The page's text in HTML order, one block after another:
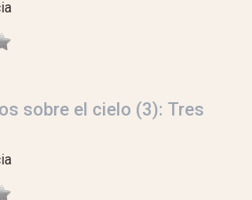
sobre el cielo (3): Tres